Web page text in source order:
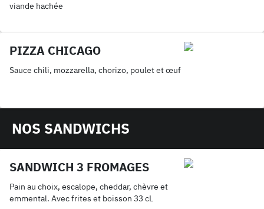
viande hachée
PIZZA CHICAGO
Sauce chili, mozzarella, chorizo, poulet et œuf
NOS SANDWICHS
SANDWICH 3 FROMAGES
Pain au choix, escalope, cheddar, chèvre et
emmental. Avec frites et boisson 33 cL